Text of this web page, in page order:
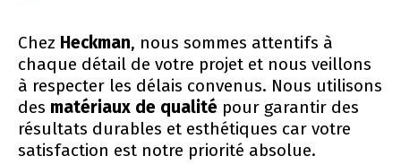
Chez Heckman, nous sommes attentifs à
chaque détail de votre projet et nous veillons
à respecter les délais convenus. Nous utilisons
des matériaux de qualité pour garantir des
résultats durables et esthétiques car votre
satisfaction est notre priorité absolue.